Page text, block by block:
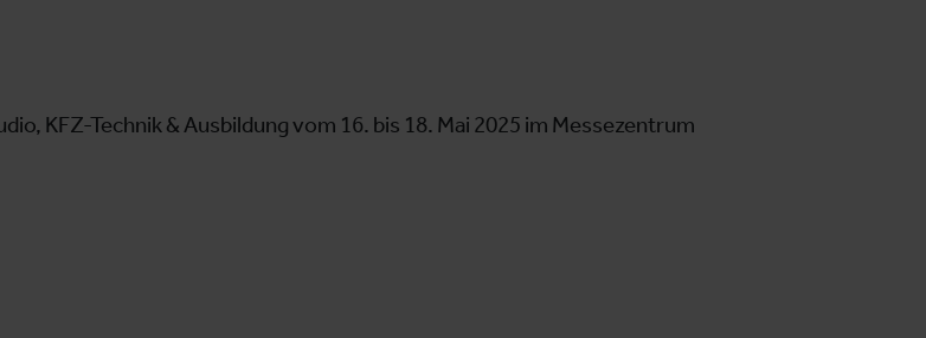
KFZ-Technik & Ausbildung vom 16. bis 18. Mai 2025 im Messezentrum